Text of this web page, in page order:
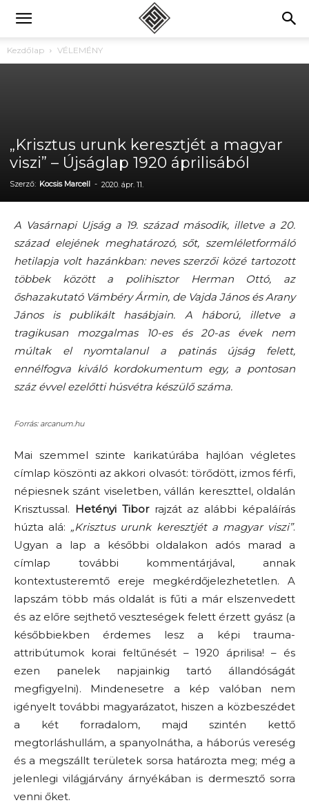
Kezdőlap VÉLEMÉNY
„Krisztus urunk keresztjét a magyar
viszi” – Újságlap 1920 áprilisából
Szerző: Kocsis Marcell - 2020. ápr. 11.
A Vasárnapi Ujság a 19. század második, illetve a 20.
század elejének meghatározó, sőt, szemléletformáló
hetilapja volt hazánkban: neves szerzői közé tartozott
többek között a polihisztor Herman Ottó, az
őshazakutató Vámbéry Ármin, de Vajda János és Arany
János is publikált hasábjain. A háború, illetve a
tragikusan mozgalmas 10-es és 20-as évek nem
múltak el nyomtalanul a patinás újság felett,
ennélfogva kiváló kordokumentum egy, a pontosan
száz évvel ezelőtti húsvétra készülő száma.
Forrás: arcanum.hu
Mai szemmel szinte karikatúrába hajlóan végletes
címlap köszönti az akkori olvasót: törődött, izmos férfi,
népiesnek szánt viseletben, vállán kereszttel, oldalán
Krisztussal. Hetényi Tiborrajzát az alábbi képaláírás
húzta alá: „Krisztus urunk keresztjét a magyar viszi”.
Ugyan a lap a későbbi oldalakon adós marad a
címlap további kommentárjával, annak
kontextusteremtő ereje megkérdőjelezhetetlen. A
lapszám több más oldalát is fűti a már elszenvedett
és az előre sejthető veszteségek felett érzett gyász (a
későbbiekben érdemes lesz a képi trauma-
attribútumok korai feltűnését – 1920 áprilisa! – és
ezen panelek napjainkig tartó állandóságát
megfigyelni). Mindenesetre a kép valóban nem
igényelt további magyarázatot, hiszen a közbeszédet
a két forradalom, majd szintén kettő
megtorláshullám, a spanyolnátha, a háborús vereség
és a megszállt területek sorsa határozta meg; még a
jelenlegi világjárvány árnyékában is dermesztő sorra
venni őket.